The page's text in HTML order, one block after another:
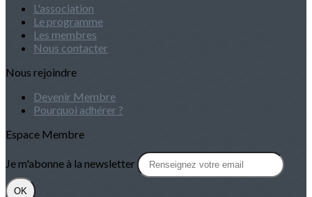
L'association
Le programme
Les membres
Nous contacter
Nous rejoindre
Devenir Membre
Pourquoi adhérer ?
Espace Membre
Je m'abonne à la newsletter
OK